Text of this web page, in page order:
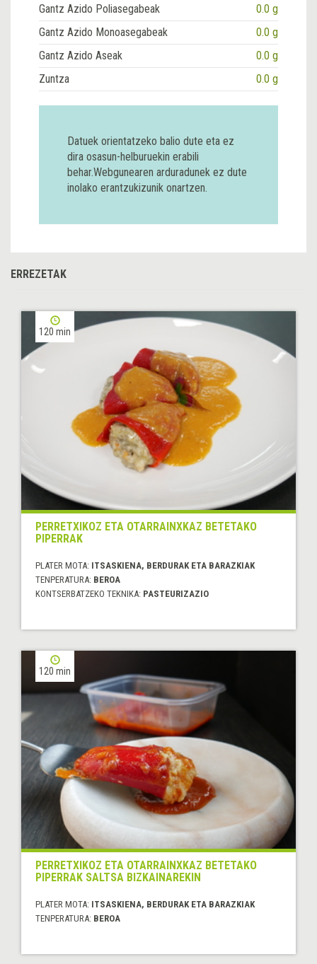
Gantz Azido Poliasegabeak
0.0 g
Gantz Azido Monoasegabeak
0.0 g
Gantz Azido Aseak
0.0 g
Zuntza
0.0 g
Datuek orientatzeko balio dute eta ez
dira osasun-helburuekin erabili
behar.Webgunearen arduradunek ez dute
inolako erantzukizunik onartzen.
ERREZETAK
120 min
PERRETXIKOZ ETA OTARRAINXKAZ BETETAKO
PIPERRAK
PLATER MOTA: ITSASKIENA, BERDURAK ETA BARAZKIAK
TENPERATURA: BEROA
KONTSERBATZEKO TEKNIKA: PASTEURIZAZIO
120 min
PERRETXIKOZ ETA OTARRAINXKAZ BETETAKO
PIPERRAK SALTSA BIZKAINAREKIN
PLATER MOTA: ITSASKIENA, BERDURAK ETA BARAZKIAK
TENPERATURA: BEROA